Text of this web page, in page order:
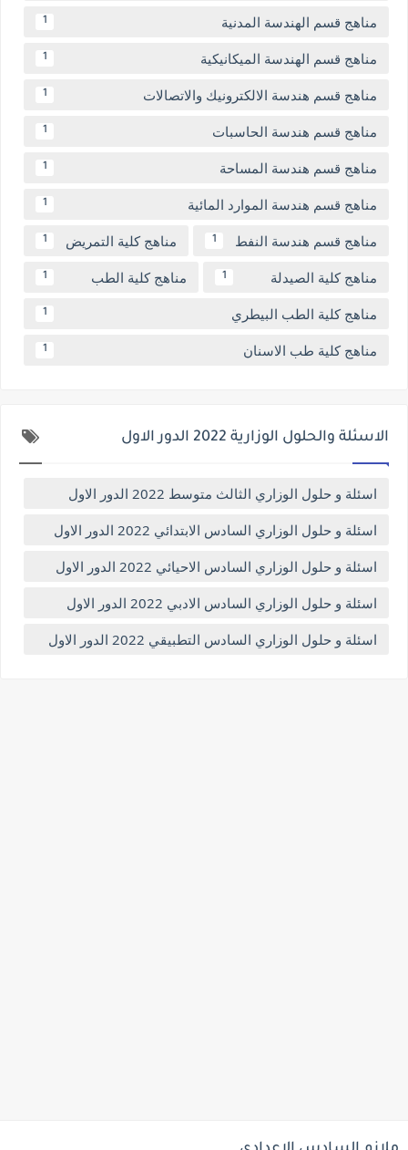
مناهج قسم الهندسة المدنية 1
مناهج قسم الهندسة الميكانيكية 1
مناهج قسم هندسة الالكترونيك والاتصالات 1
مناهج قسم هندسة الحاسبات 1
مناهج قسم هندسة المساحة 1
مناهج قسم هندسة الموارد المائية 1
مناهج قسم هندسة النفط 1 مناهج كلية التمريض 1
مناهج كلية الصيدلة 1 مناهج كلية الطب 1
مناهج كلية الطب البيطري 1
مناهج كلية طب الاسنان 1
الاسئلة والحلول الوزارية 2022 الدور الاول
اسئلة و حلول الوزاري الثالث متوسط 2022 الدور الاول
اسئلة و حلول الوزاري السادس الابتدائي 2022 الدور الاول
اسئلة و حلول الوزاري السادس الاحيائي 2022 الدور الاول
اسئلة و حلول الوزاري السادس الادبي 2022 الدور الاول
اسئلة و حلول الوزاري السادس التطبيقي 2022 الدور الاول